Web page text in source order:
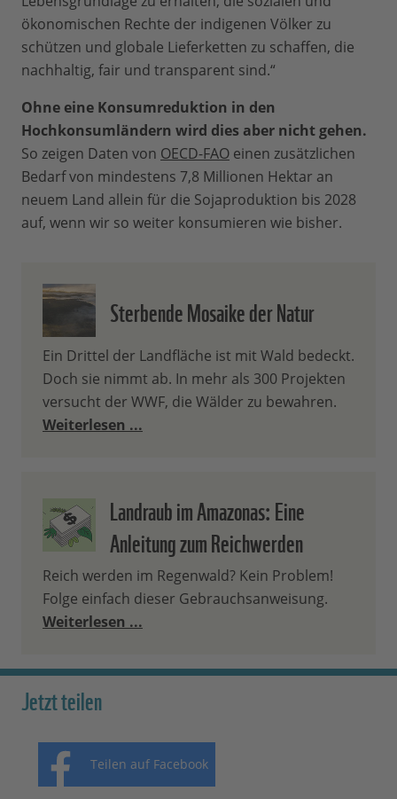
ökonomischen Rechte der indigenen Völker zu
schützen und globale Lieferketten zu schaffen, die
nachhaltig, fair und transparent sind.“
Ohne eine Konsumreduktion in den
Hochkonsumländern wird dies aber nicht gehen.
So zeigen Daten von OECD-FAO einen zusätzlichen
Bedarf von mindestens 7,8 Millionen Hektar an
neuem Land allein für die Sojaproduktion bis 2028
auf, wenn wir so weiter konsumieren wie bisher.
Sterbende Mosaike der Natur
Ein Drittel der Landfläche ist mit Wald bedeckt.
Doch sie nimmt ab. In mehr als 300 Projekten
versucht der WWF, die Wälder zu bewahren.
Weiterlesen ...
Landraub im Amazonas: Eine
Anleitung zum Reichwerden
Reich werden im Regenwald? Kein Problem!
Folge einfach dieser Gebrauchsanweisung.
Weiterlesen ...
Jetzt teilen
Teilen auf Facebook